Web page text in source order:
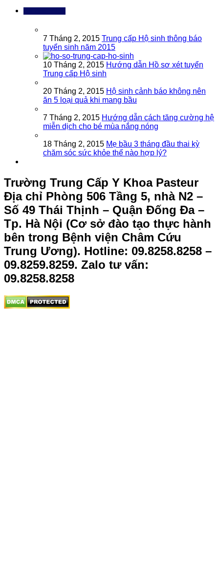
7 Tháng 2, 2015 Trung cấp Hộ sinh thông báo
tuyển sinh năm 2015
10 Tháng 2, 2015 Hướng dẫn Hồ sơ xét tuyển
Trung cấp Hộ sinh
20 Tháng 2, 2015 Hộ sinh cảnh báo không nên
ăn 5 loại quả khi mang bầu
7 Tháng 2, 2015 Hướng dẫn cách tăng cường hệ
miễn dịch cho bé mùa nắng nóng
18 Tháng 2, 2015 Mẹ bầu 3 tháng đầu thai kỳ
chăm sóc sức khỏe thế nào hợp lý?
Trường Trung Cấp Y Khoa Pasteur
Địa chỉ Phòng 506 Tầng 5, nhà N2 –
Số 49 Thái Thịnh – Quận Đống Đa –
Tp. Hà Nội (Cơ sở đào tạo thực hành
bên trong Bệnh viện Châm Cứu
Trung Ương). Hotline: 09.8258.8258 –
09.8259.8259. Zalo tư vấn:
09.8258.8258